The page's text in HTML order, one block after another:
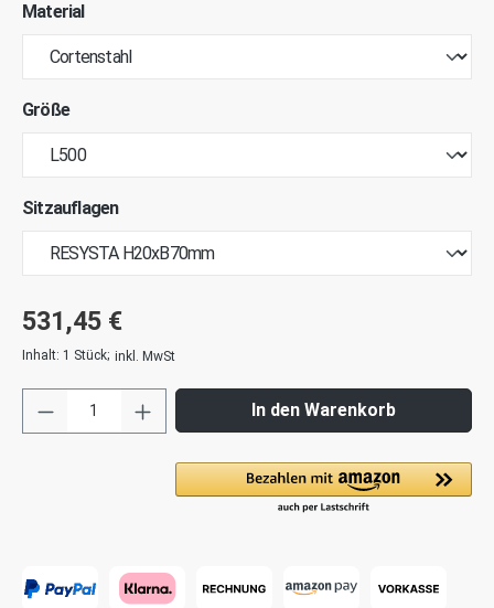
Material
Größe
Sitzauflagen
531,45 €
Inhalt: 1 Stück; inkl. MwSt
In den Warenkorb